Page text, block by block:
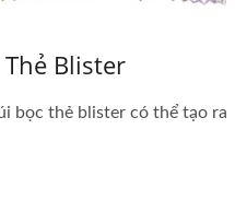
Blister
bọc thẻ blister có thể tạo ra